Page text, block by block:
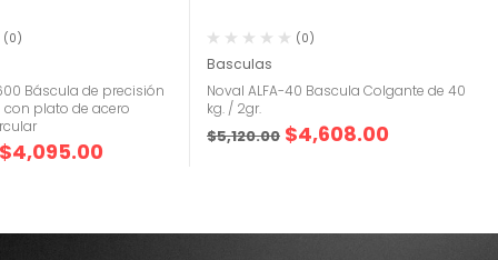
(0)
Báscula de precisión
con plato de acero
$4,095.00
(0)
Basculas
Noval ALFA-40 Bascula Colgante de 40
kg. / 2gr.
$5,120.00 $4,608.00